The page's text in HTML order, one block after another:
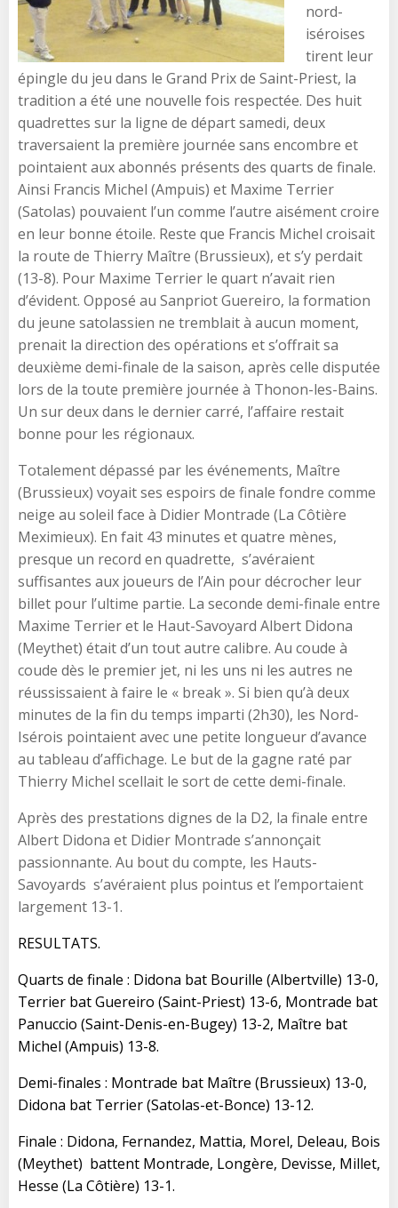
nord-
iséroises
tirent leur
épingle du jeu dans le Grand Prix de Saint-Priest, la
tradition a été une nouvelle fois respectée. Des huit
quadrettes sur la ligne de départ samedi, deux
traversaient la première journée sans encombre et
pointaient aux abonnés présents des quarts de finale.
Ainsi Francis Michel (Ampuis) et Maxime Terrier
(Satolas) pouvaient l’un comme l’autre aisément croire
en leur bonne étoile. Reste que Francis Michel croisait
la route de Thierry Maître (Brussieux), et s’y perdait
(13-8). Pour Maxime Terrier le quart n’avait rien
d’évident. Opposé au Sanpriot Guereiro, la formation
du jeune satolassien ne tremblait à aucun moment,
prenait la direction des opérations et s’offrait sa
deuxième demi-finale de la saison, après celle disputée
lors de la toute première journée à Thonon-les-Bains.
Un sur deux dans le dernier carré, l’affaire restait
bonne pour les régionaux.
Totalement dépassé par les événements, Maître
(Brussieux) voyait ses espoirs de finale fondre comme
neige au soleil face à Didier Montrade (La Côtière
Meximieux). En fait 43 minutes et quatre mènes,
presque un record en quadrette, s’avéraient
suffisantes aux joueurs de l’Ain pour décrocher leur
billet pour l’ultime partie. La seconde demi-finale entre
Maxime Terrier et le Haut-Savoyard Albert Didona
(Meythet) était d’un tout autre calibre. Au coude à
coude dès le premier jet, ni les uns ni les autres ne
réussissaient à faire le « break ». Si bien qu’à deux
minutes de la fin du temps imparti (2h30), les Nord-
Isérois pointaient avec une petite longueur d’avance
au tableau d’affichage. Le but de la gagne raté par
Thierry Michel scellait le sort de cette demi-finale.
Après des prestations dignes de la D2, la finale entre
Albert Didona et Didier Montrade s’annonçait
passionnante. Au bout du compte, les Hauts-
Savoyards s’avéraient plus pointus et l’emportaient
largement 13-1.
RESULTATS.
Quarts de finale : Didona bat Bourille (Albertville) 13-0,
Terrier bat Guereiro (Saint-Priest) 13-6, Montrade bat
Panuccio (Saint-Denis-en-Bugey) 13-2, Maître bat
Michel (Ampuis) 13-8.
Demi-finales : Montrade bat Maître (Brussieux) 13-0,
Didona bat Terrier (Satolas-et-Bonce) 13-12.
Finale : Didona, Fernandez, Mattia, Morel, Deleau, Bois
(Meythet) battent Montrade, Longère, Devisse, Millet,
Hesse (La Côtière) 13-1.